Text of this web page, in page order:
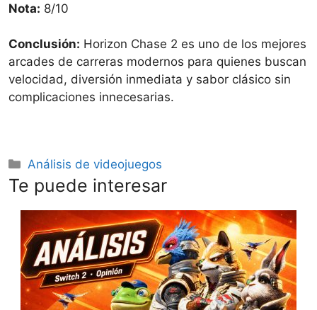
Nota: 8/10
Conclusión: Horizon Chase 2 es uno de los mejores
arcades de carreras modernos para quienes buscan
velocidad, diversión inmediata y sabor clásico sin
complicaciones innecesarias.
Categorías
Análisis de videojuegos
Te puede interesar